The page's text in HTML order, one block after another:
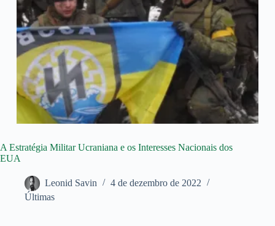
A Estratégia Militar Ucraniana e os Interesses Nacionais dos
EUA
Leonid Savin
4 de dezembro de 2022
Últimas